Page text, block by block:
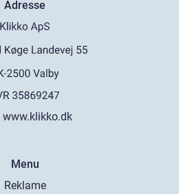
Adresse
www.klikko.dk
Menu
Reklame